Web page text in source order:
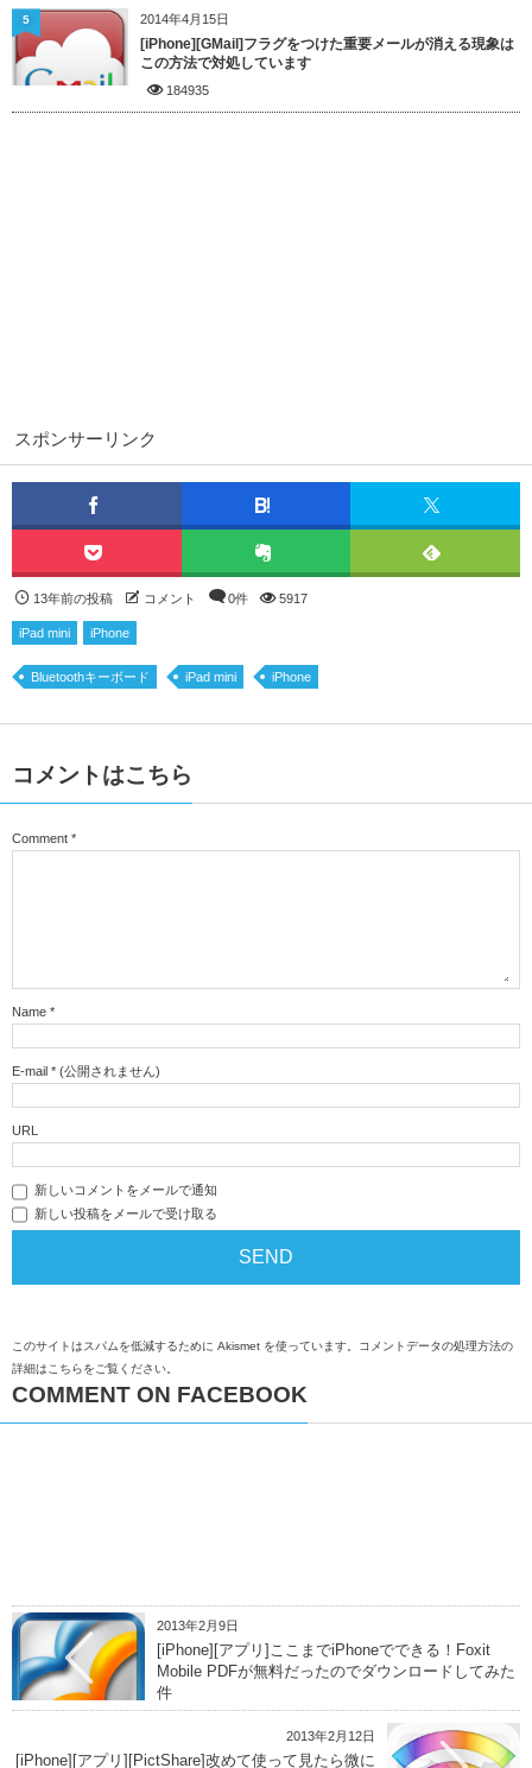
2014年4月15日
[iPhone][GMail]フラグをつけた重要メールが消える現象は
この方法で対処しています
184935
5
スポンサーリンク
13年前の投稿 コメント 0件 5917
iPad mini iPhone
Bluetoothキーボード iPad mini iPhone
コメントはこちら
Comment *
Name *
E-mail * (公開されません)
URL
新しいコメントをメールで通知
新しい投稿をメールで受け取る
このサイトはスパムを低減するために Akismet を使っています。 コメントデータの処理方法の
詳細はこちらをご覧ください
COMMENT ON FACEBOOK
2013年2月9日
[iPhone][アプリ]ここまでiPhoneでできる！Foxit
Mobile PDFが無料だったのでダウンロードしてみた
件
2013年2月12日
[iPhone][アプリ][PictShare]改めて使って見たら微に